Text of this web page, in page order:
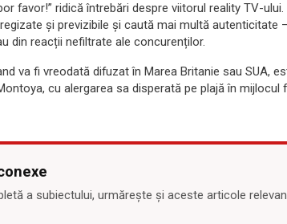
favor!” ridică întrebări despre viitorul reality TV-
și previzibile și caută mai multă autenticitate
din reacții nefiltrate ale concurenților.
va fi vreodată difuzat în Marea Britanie sau SUA,
cu alergarea sa disperată pe plajă în mijlocul
a subiectului, urmărește și aceste articole